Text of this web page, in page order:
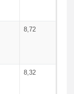
8,72
8,32